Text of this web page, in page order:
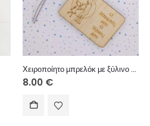
Χειροποίητο μπρελόκ με ξύλινο στοιχείο, ακρυλικές χάντρες, μεταλλικό στοιχείο, μακραμέ κορδόνι.
8.00 €